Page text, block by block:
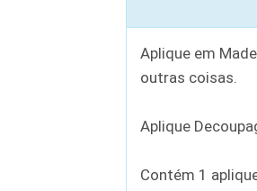
Aplique em
outras coisas.
Aplique
Contém 1